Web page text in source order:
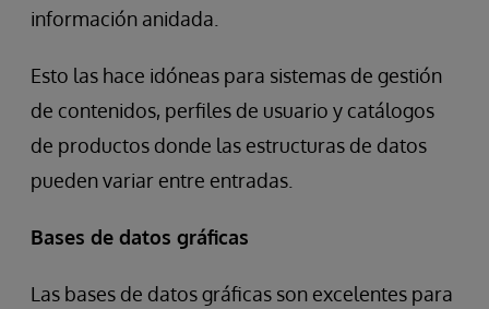
información anidada.
Esto las hace idóneas para sistemas de gestión
de contenidos, perfiles de usuario y catálogos
de productos donde las estructuras de datos
pueden variar entre entradas.
Bases de datos gráficas
Las bases de datos gráficas son excelentes para